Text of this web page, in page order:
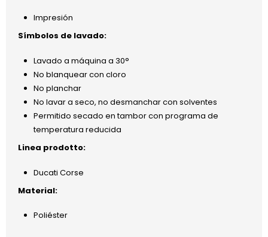
Impresión
Símbolos de lavado:
Lavado a máquina a 30°
No blanquear con cloro
No planchar
No lavar a seco, no desmanchar con solventes
Permitido secado en tambor con programa de
temperatura reducida
Linea prodotto:
Ducati Corse
Material:
Poliéster